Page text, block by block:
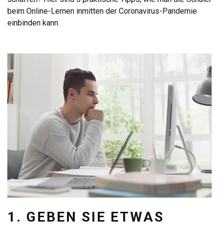
beim Online-Lernen inmitten der Coronavirus-Pandemie
einbinden kann.
1. GEBEN SIE ETWAS